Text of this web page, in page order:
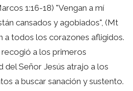
1:16-18) "Vengan a mí
cansados y agobiados", (Mt
a todos los corazones afligidos.
a los primeros
del Señor Jesús atrajo a los
a buscar sanación y sustento.